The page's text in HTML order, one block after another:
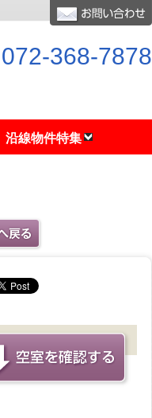
072-368-7878
沿線物件特集